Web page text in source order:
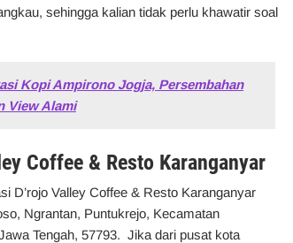
sehingga kalian tidak perlu khawatir soal
Kopi Ampirono Jogja, Persembahan
View Alami
Coffee & Resto Karanganyar
D’rojo Valley Coffee & Resto Karanganyar
Ngrantan, Puntukrejo, Kecamatan
Tengah, 57793. Jika dari pusat kota